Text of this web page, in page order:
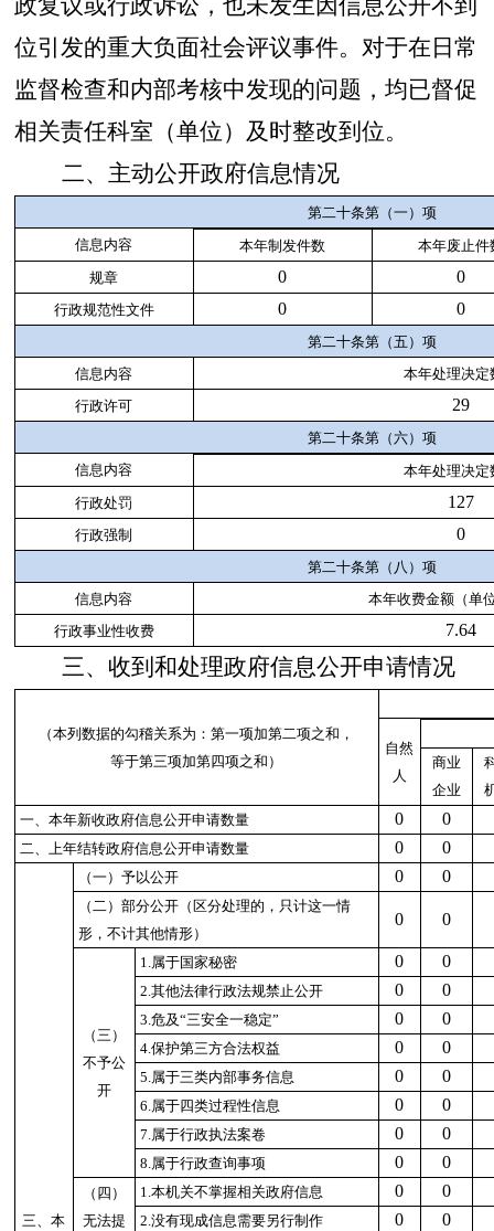
政复议或行政诉讼，也未发生因信息公开不到
位引发的重大负面社会评议事件。对于在日常
监督检查和内部考核中发现的问题，均已督促
相关责任科室（单位）及时整改到位。
二、主动公开政府信息情况
第二十条第（一）项
信息内容
本年制发件数
本年废止件
规章
0 0
行政规范性文件 0 0
第二十条第（五）项
信息内容
本年处理决定
行政许可
29
第二十条第（六）项
信息内容
本年处理决定
行政处罚
127
行政强制 0
第二十条第（八）项
信息内容
本年收费金额（单
行政事业性收费
7.64
三、收到和处理政府信息公开申请情况
（本列数据的勾稽关系为：第一项加第二项之和，
等于第三项加第四项之和）
自然
人
商业
企业
一、本年新收政府信息公开申请数量
0 0
二、上年结转政府信息公开申请数量 0 0
三、本
（一）予以公开 0 0
（二）部分公开（区分处理的，只计这一情
形，不计其他情形）
0 0
（三）
不予公
开
1.属于国家秘密 0 0
2.其他法律行政法规禁止公开 0 0
3.危及“三安全一稳定” 0 0
4.保护第三方合法权益 0 0
5.属于三类内部事务信息 0 0
6.属于四类过程性信息 0 0
7.属于行政执法案卷 0 0
8.属于行政查询事项 0 0
（四）
无法提
1.本机关不掌握相关政府信息 0 0
2.没有现成信息需要另行制作 0 0